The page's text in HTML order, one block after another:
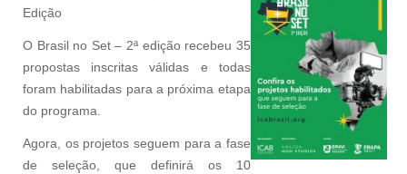
Edição
O Brasil no Set – 2ª edição recebeu 35
propostas inscritas válidas e todas
foram habilitadas para a próxima etapa
do programa.
Agora, os projetos seguem para a fase
de seleção, que definirá os 10